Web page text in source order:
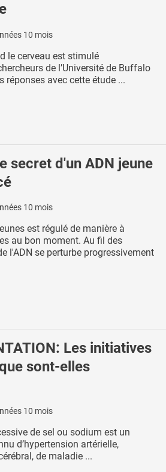
10 mois
le cerveau est stimulé
de l’Université de Buffalo
réponses avec cette étude ...
secret d'un ADN jeune
10 mois
est régulé de manière à
au bon moment. Au fil des
l'ADN se perturbe progressivement
Les initiatives
sont-elles
10 mois
de sel ou sodium est un
d’hypertension artérielle,
de maladie ...